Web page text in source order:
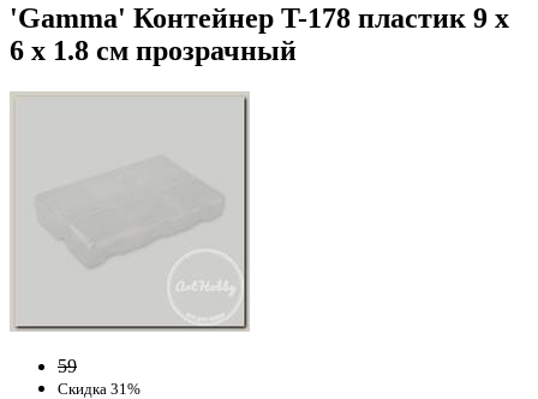
'Gamma' Контейнер T-178 пластик 9 x
6 x 1.8 см прозрачный
59
Скидка 31%